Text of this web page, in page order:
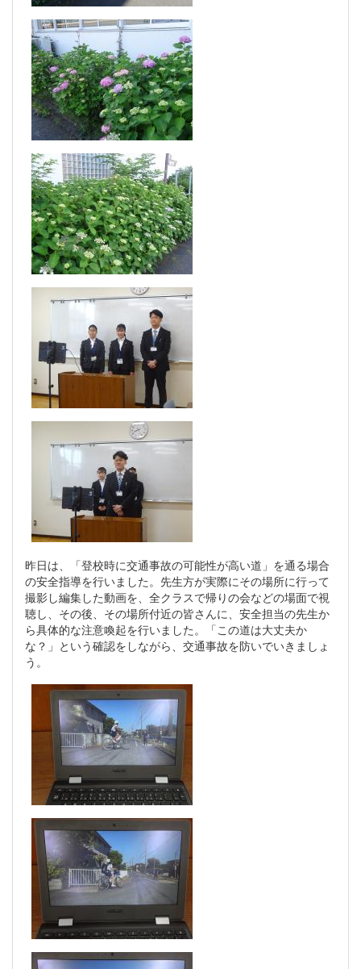
昨日は、「登校時に交通事故の可能性が高い道」を通る場合
の安全指導を行いました。先生方が実際にその場所に行って
撮影し編集した動画を、全クラスで帰りの会などの場面で視
聴し、その後、その場所付近の皆さんに、安全担当の先生か
ら具体的な注意喚起を行いました。「この道は大丈夫か
な？」という確認をしながら、交通事故を防いでいきましょ
う。